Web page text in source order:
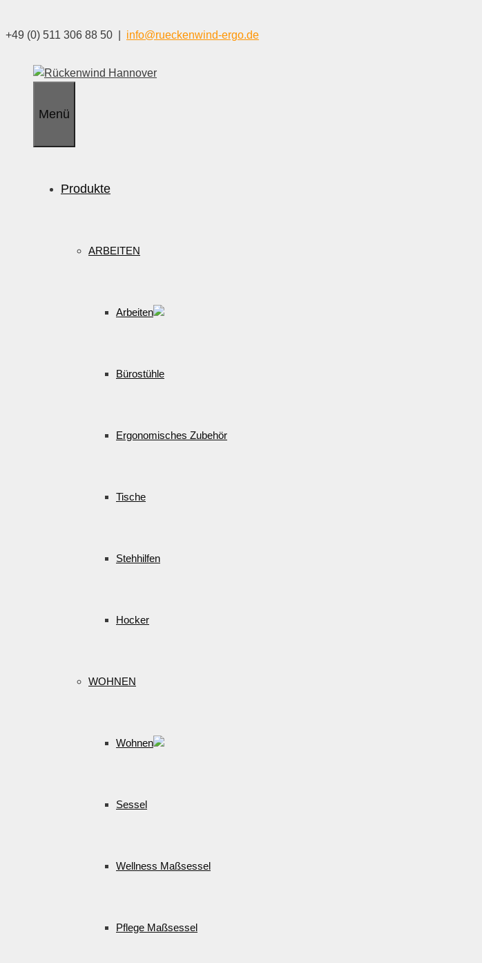
Inhalt
+49 (0) 511 306 88 50 | info@rueckenwind-ergo.de
Menü
Produkte
ARBEITEN
Arbeiten
Bürostühle
Ergonomisches Zubehör
Tische
Stehhilfen
Hocker
WOHNEN
Wohnen
Sessel
Wellness Maßsessel
Pflege Maßsessel